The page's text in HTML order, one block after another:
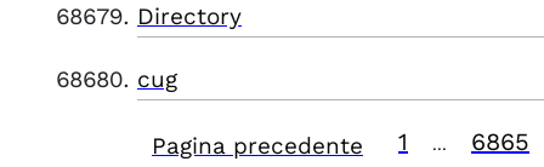
Directory
cug
Pagina precedente 1 6865